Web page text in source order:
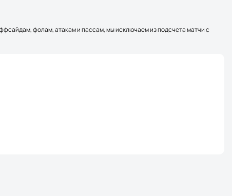
фолам, атакам и пассам, мы исключаем из подсчета матчи с